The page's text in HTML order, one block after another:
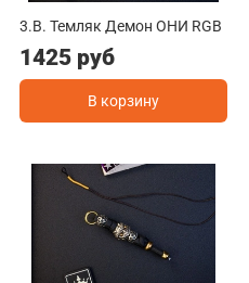
3.B. Темляк Демон ОНИ RGB
1425 руб
В корзину